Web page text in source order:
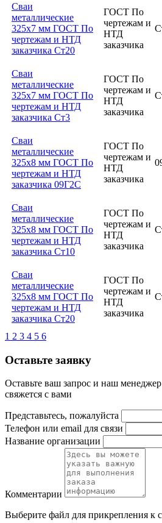
Сваи
металлические
325x7 мм ГОСТ По
чертежам и НТД
заказчика Ст20
ГОСТ По
чертежам и
НТД
заказчика
Сваи
металлические
325x7 мм ГОСТ По
чертежам и НТД
заказчика Ст3
ГОСТ По
чертежам и
НТД
заказчика
Сваи
металлические
325x8 мм ГОСТ По
чертежам и НТД
заказчика 09Г2С
ГОСТ По
чертежам и
НТД
заказчика
Сваи
металлические
325x8 мм ГОСТ По
чертежам и НТД
заказчика Ст10
ГОСТ По
чертежам и
НТД
заказчика
Сваи
металлические
325x8 мм ГОСТ По
чертежам и НТД
заказчика Ст20
ГОСТ По
чертежам и
НТД
заказчика
1 2 3 4 5 6
Оставьте заявку
Оставьте ваш запрос и наш менеджер
свяжется с вами
Представьтесь, пожалуйста
Телефон или email для связи
Название организации
Комментарии
Выберите файл для прикрепления к